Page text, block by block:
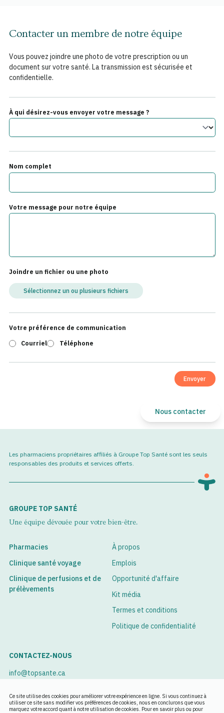
Ce site utilise des cookies pour améliorer votre expérience en ligne. Si vous continuez à
utiliser ce site sans modifier vos préférences de cookies, nous en conclurons que vous
marquez votre accord quant à notre utilisation de cookies. Pour en savoir plus ou pour
Contacter un membre de notre équipe
Vous pouvez joindre une photo de votre prescription ou un
document sur votre santé. La transmission est sécurisée et
confidentielle.
À qui désirez-vous envoyer votre message ?
Nom complet
Votre message pour notre équipe
Joindre un fichier ou une photo
Sélectionnez un ou plusieurs fichiers
Votre préférence de communication
Courriel
Téléphone
Envoyer
Nous contacter
Les pharmaciens propriétaires affiliés à Groupe Top Santé sont les seuls
responsables des produits et services offerts.
GROUPE TOP SANTÉ
Une équipe dévouée pour votre bien-être.
Pharmacies
Clinique santé voyage
Clinique de perfusions et de
prélèvements
À propos
Emplois
Opportunité d'affaire
Kit média
Termes et conditions
Politique de confidentialité
CONTACTEZ-NOUS
info@topsante.ca
Rendez-vous